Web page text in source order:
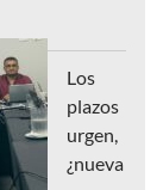
Los
plazos
urgen,
¿nueva